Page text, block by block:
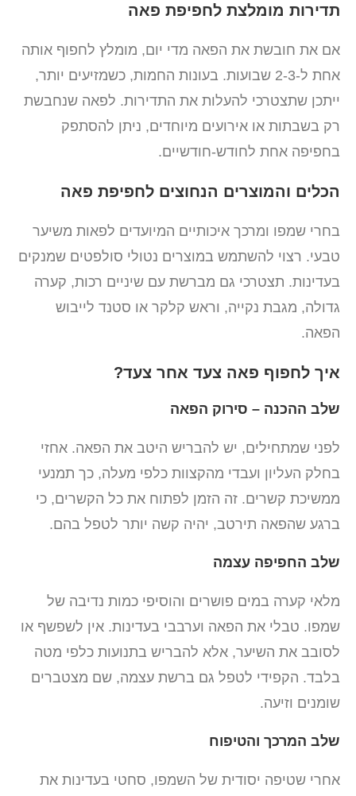
תדירות מומלצת לחפיפת פאה
אם את חובשת את הפאה מדי יום, מומלץ לחפוף אותה
אחת ל-2-3 שבועות. בעונות החמות, כשמזיעים יותר,
ייתכן שתצטרכי להעלות את התדירות. לפאה שנחבשת
רק בשבתות או אירועים מיוחדים, ניתן להסתפק
בחפיפה אחת לחודש-חודשיים.
הכלים והמוצרים הנחוצים לחפיפת פאה
בחרי שמפו ומרכך איכותיים המיועדים לפאות משיער
טבעי. רצוי להשתמש במוצרים נטולי סולפטים שמנקים
בעדינות. תצטרכי גם מברשת עם שיניים רכות, קערה
גדולה, מגבת נקייה, וראש קלקר או סטנד לייבוש
הפאה.
איך לחפוף פאה צעד אחר צעד?
שלב ההכנה – סירוק הפאה
לפני שמתחילים, יש להבריש היטב את הפאה. אחזי
בחלק העליון ועבדי מהקצוות כלפי מעלה, כך תמנעי
ממשיכת קשרים. זה הזמן לפתוח את כל הקשרים, כי
ברגע שהפאה תירטב, יהיה קשה יותר לטפל בהם.
שלב החפיפה עצמה
מלאי קערה במים פושרים והוסיפי כמות נדיבה של
שמפו. טבלי את הפאה וערבבי בעדינות. אין לשפשף או
לסובב את השיער, אלא להבריש בתנועות כלפי מטה
בלבד. הקפידי לטפל גם ברשת עצמה, שם מצטברים
שומנים וזיעה.
שלב המרכך והטיפוח
אחרי שטיפה יסודית של השמפו, סחטי בעדינות את